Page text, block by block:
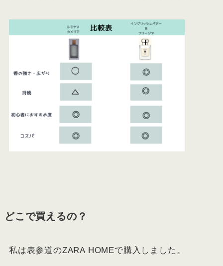
どこで買えるの？
私は表参道のZARA HOMEで購入しました。